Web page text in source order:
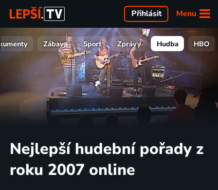
Menu
Přihlásit
Zábava Sport Zprávy Hudba HBO
Nejlepší hudební pořady z
roku 2007 online